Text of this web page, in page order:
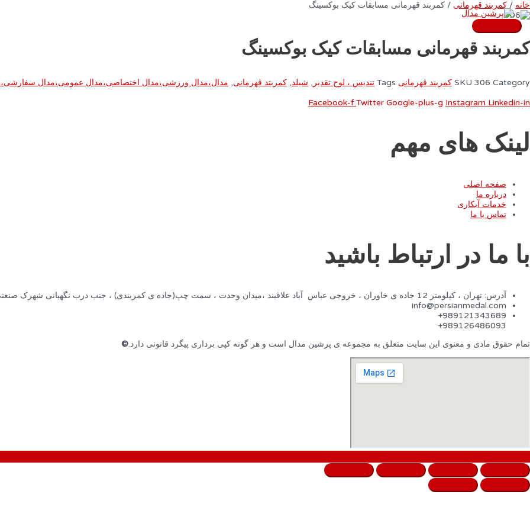
پرش
به
محتوا
فهرست
خانه / کمربند قهرمانی / کمربند قهرمانی مسابقات کیک بوکسینگ
کمربند قهرمانی مسابقات کیک بوکسینگ
SKU 306 Category کمربند قهرمانی Tags تندیس ، لوح تقدیر , شیلد, کمربتد قهرمانی, مدال،مدال ورزشی،مدال اختصاصی،مدال عمومی،مدال
Facebook-f Twitter Google-plus-g Instagram Linkedin-in
لینک های مهم
صفحه اصلی
درباره ما
خدمات آبکاری
تماس با ما
با ما در ارتباط باشید
آدرس: تهران ، کیلومتر 12 جاده ی خاوران ، خروجی عباس آباد علاقبند ،میدان وحدت ، سمت چپ(جاده ی کمربندی) ، جنب درب نگهبانی شهرک صنعتی کاوه ، سوله 703
info@persianmedal.com
989121343689+
989126486093+
تمام حقوق مادی و معنوی این سایت متعلق به مجموعه ی پرشین مدال است و هر گونه کپی برداری پیگرد قانونی دارد.©